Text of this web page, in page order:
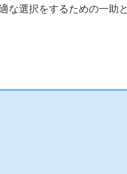
な選択をするための一助と